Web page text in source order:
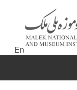
En